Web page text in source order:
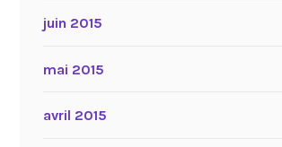
juin 2015
mai 2015
avril 2015